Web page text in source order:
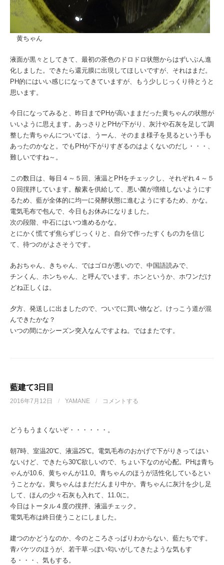
黄ちゃん
液面が黒々としてきて、最初の茶色のドロドロ状態からはずいぶん進
化しました。できたら還元膜に出現してほしいですが、それはまだ。
PH的にはいい感じになってきていますが、もう少しじっくり待とうと
思います。
今日になってみると、昨日までPHが高いままだった黄ちゃんの状態が
いいように思えます。あっさりとPHが下がり、灰汁や石灰を足して調
整した青ちゃんについては、うーん、そのまま様子を見るという手も
あったのかなと。でもPHが下がりすぎるのはよくないのだし・・・、
難しいですね～。
この数日は、毎日４～５回、液温とPHをチェックし、それぞれ４～５
０回撹拌しています。酸素を供給して、悪い菌が増殖しないようにす
るため、藍が全体的に均一に発酵状態に進むようにするため、かな。
電気毛布で包んで、今日もお休みになりました。
次の段階、中石にはいつ進めるかな。
とにかく慌てず焦らずじっくりと、自分で作ったすくもの力を信じ
て、待つのがよさそうです。
あおちゃん、きちゃん、ではゴロが悪いので、中国語読みで、
チンくん、ホンちゃん、と呼んでいます。ホンというか、ホワンだけ
どね正しくは。
夕方、発送しに出ましたので、ついでに買い物など。けっこう道が混
んできたかな？
いつの間にかシーズン突入なんですよね。ではまたです。
藍建て3日目
2016年7月12日 / YAMANE / コメントする
どうもうまくないぞ・・・・・・。
朝7時、室温20℃、液温25℃。電気毛布のおかげで下がりきってはい
ないけど、できたら30℃欲しいので、ちょい下なのが心配。PHは青ち
ゃんが10.6、黄ちゃんが11.0。青ちゃんのほうが活性化しているとい
うことかな。黄ちゃんはまだだんまり中か。青ちゃんに灰汁を少し足
して、ほんの少々石灰も入れて、11.0に。
今日はトータル４度の撹拌、液温チェック。
電気毛布は終日使うことにしました。
建つのかどうなのか、今のところさっぱりわからない、藍たちです。
青バケツのほうが、若干草っぽい匂いがしてきたような気もす
る・・・、気もする。